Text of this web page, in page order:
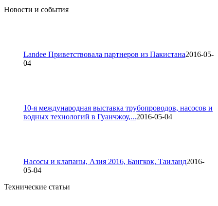
Новости и события
Landee Приветствовала партнеров из Пакистана2016-05-
04
10-я международная выставка трубопроводов, насосов и
водных технологий в Гуанчжоу,...2016-05-04
Насосы и клапаны, Азия 2016, Бангкок, Таиланд2016-
05-04
Технические статьи